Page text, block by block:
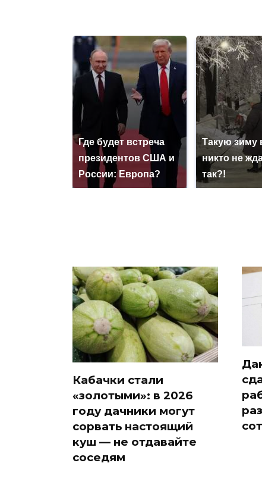
Где будет встреча
президентов США и
России: Европа?
Такую зиму
никто не
так?!
Кабачки стали
«золотыми»: в 2026
году дачники могут
сорвать настоящий
куш — не отдавайте
соседям